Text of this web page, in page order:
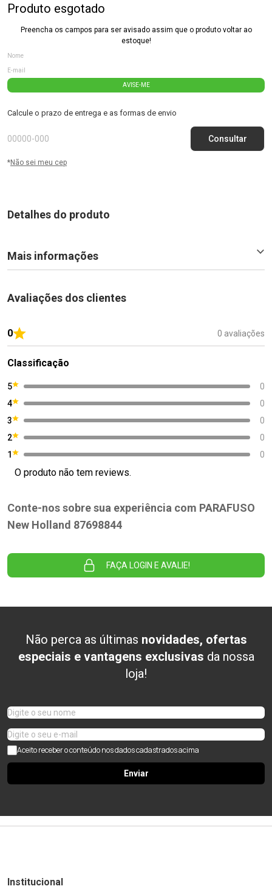
Produto esgotado
Preencha os campos para ser avisado assim que o produto voltar ao
estoque!
AVISE-ME
Calcule o prazo de entrega e as formas de envio
*Não sei meu cep
Detalhes do produto
Mais informações
Avaliações dos clientes
0 0 avaliações
Classificação
5
0
4
0
3
0
2
0
1
0
O produto não tem reviews.
Conte-nos sobre sua experiência com PARAFUSO
New Holland 87698844
FAÇA LOGIN E AVALIE!
Não perca as últimas novidades, ofertas
especiais e vantagens exclusivas da nossa
loja!
Aceito receber o conteúdo nos dados cadastrados acima
Enviar
Institucional